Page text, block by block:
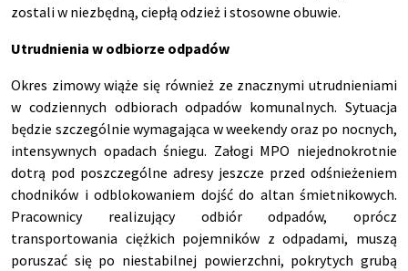
zostali w niezbędną, ciepłą odzież i stosowne obuwie.
Utrudnienia w odbiorze odpadów
Okres zimowy wiąże się również ze znacznymi utrudnieniami
w codziennych odbiorach odpadów komunalnych. Sytuacja
będzie szczególnie wymagająca w weekendy oraz po nocnych,
intensywnych opadach śniegu. Załogi MPO niejednokrotnie
dotrą pod poszczególne adresy jeszcze przed odśnieżeniem
chodników i odblokowaniem dojść do altan śmietnikowych.
Pracownicy realizujący odbiór odpadów, oprócz
transportowania ciężkich pojemników z odpadami, muszą
poruszać się po niestabilnej powierzchni, pokrytych grubą